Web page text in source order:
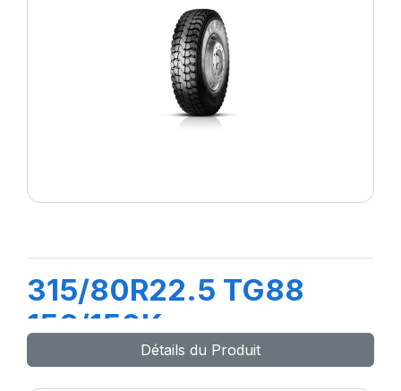
315/80R22.5 TG88
156/150K
Détails du Produit